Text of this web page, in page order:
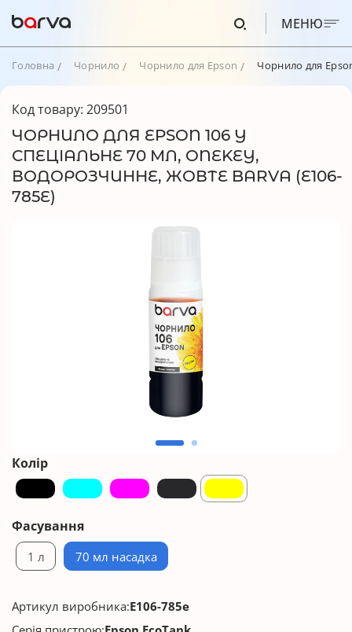
МЕНЮ
Головна Чорнило Чорнило для Epson Чорнило для
Код товару: 209501
ЧОРНИЛО ДЛЯ EPSON 106 Y
СПЕЦІАЛЬНЕ 70 МЛ, ONEKEY,
ВОДОРОЗЧИННЕ, ЖОВТЕ BARVA (E106-
785E)
Колір
Фасування
1 л 70 мл насадка
Артикул виробника:E106-785e